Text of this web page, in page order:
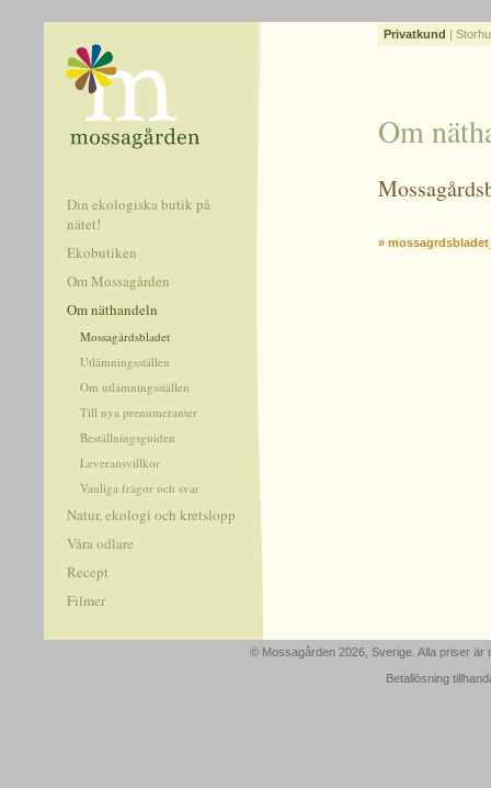
Din ekologiska butik på
nätet!
Ekobutiken
Om Mossagården
Om näthandeln
Mossagårdsbladet
Utlämningsställen
Om utlämningsställen
Till nya prenumeranter
Beställningsguiden
Leveransvillkor
Vanliga frågor och svar
Natur, ekologi och kretslopp
Våra odlare
Recept
Filmer
Privatkund |
Om
»
© Mossagården 2026, Sverige. Alla priser
Betallösning